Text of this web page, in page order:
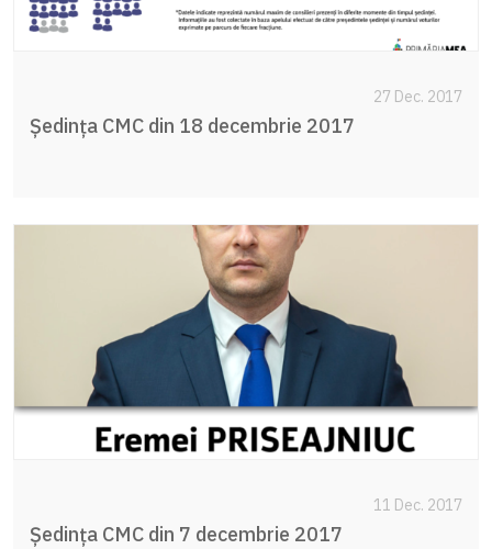
27 Dec. 2017
Ședința CMC din 18 decembrie 2017
11 Dec. 2017
Ședința CMC din 7 decembrie 2017